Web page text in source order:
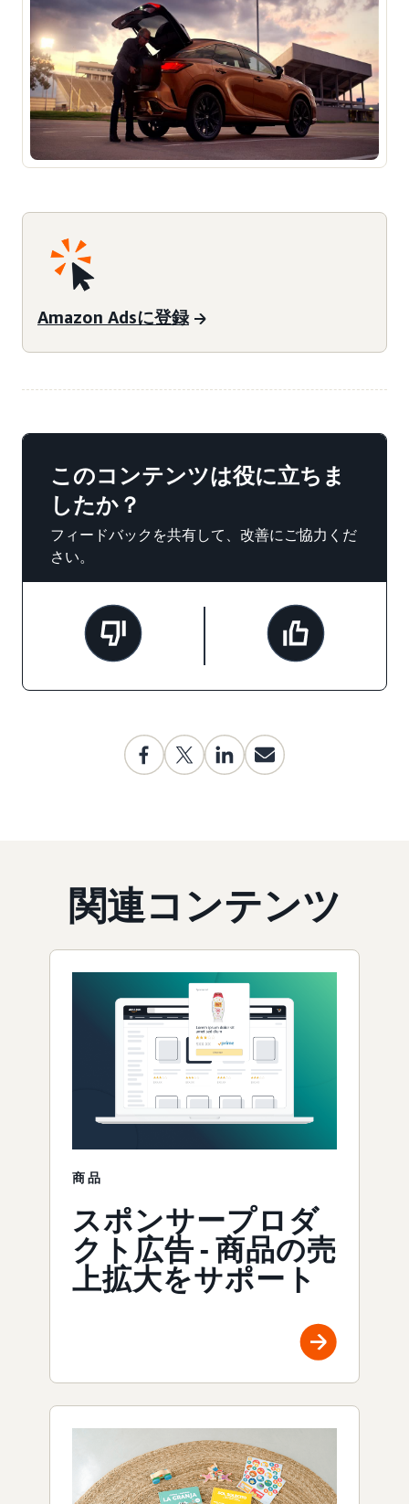
Amazon Adsに登録
このコンテンツは役に立ちま
したか？
フィードバックを共有して、改善にご協力くだ
さい。
関連コンテンツ
商品
スポンサープロダ
クト広告 - 商品の売
上拡大をサポート